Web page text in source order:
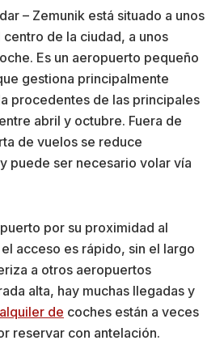
– Zemunik está situado a unos
de la ciudad, a unos
Es un aeropuerto pequeño
gestiona principalmente
procedentes de las principales
abril y octubre. Fuera de
de vuelos se reduce
puede ser necesario volar vía
por su proximidad al
acceso es rápido, sin el largo
a otros aeropuertos
alta, hay muchas llegadas y
alquiler de coches están a veces
reservar con antelación.